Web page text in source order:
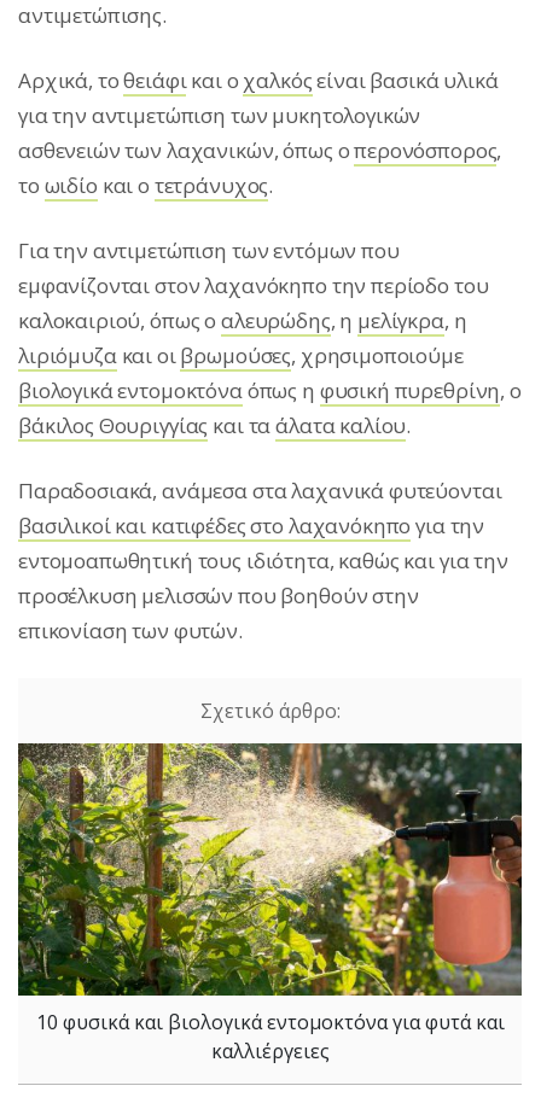
αντιμετώπισης.
Αρχικά, τοθειάφικαι ο χαλκόςείναι βασικά υλικά
για την αντιμετώπιση των μυκητολογικών
ασθενειών των λαχανικών, όπως οπερονόσπορος,
το ωιδίο και ο τετράνυχος.
Για την αντιμετώπιση των εντόμων που
εμφανίζονται στον λαχανόκηπο την περίοδο του
καλοκαιριού, όπως ο αλευρώδης, η μελίγκρα, η
λιριόμυζακαι οιβρωμούσες, χρησιμοποιούμε
βιολογικά εντομοκτόναόπως η φυσική πυρεθρίνη, ο
βάκιλος Θουριγγίας και ταάλατα καλίου.
Παραδοσιακά, ανάμεσα στα λαχανικά φυτεύονται
βασιλικοί και κατιφέδες στο λαχανόκηπο για την
εντομοαπωθητική τους ιδιότητα, καθώς και για την
προσέλκυση μελισσών που βοηθούν στην
επικονίαση των φυτών.
10 φυσικά και βιολογικά εντομοκτόνα για φυτά και
καλλιέργειες